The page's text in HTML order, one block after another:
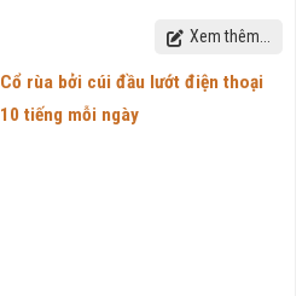
Xem thêm...
Cổ rùa bởi cúi đầu lướt điện thoại
10 tiếng mỗi ngày